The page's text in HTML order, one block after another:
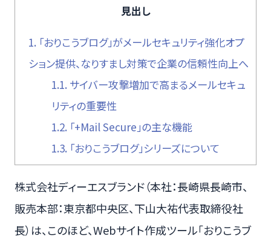
見出し
1. 「おりこうブログ」がメールセキュリティ強化オプ
ション提供、なりすまし対策で企業の信頼性向上へ
1.1. サイバー攻撃増加で高まるメールセキュ
リティの重要性
1.2. 「+Mail Secure」の主な機能
1.3. 「おりこうブログ」シリーズについて
株式会社ディーエスブランド（本社：長崎県長崎市、
販売本部：東京都中央区、下山大祐代表取締役社
長）は、このほど、Webサイト作成ツール「おりこうブ